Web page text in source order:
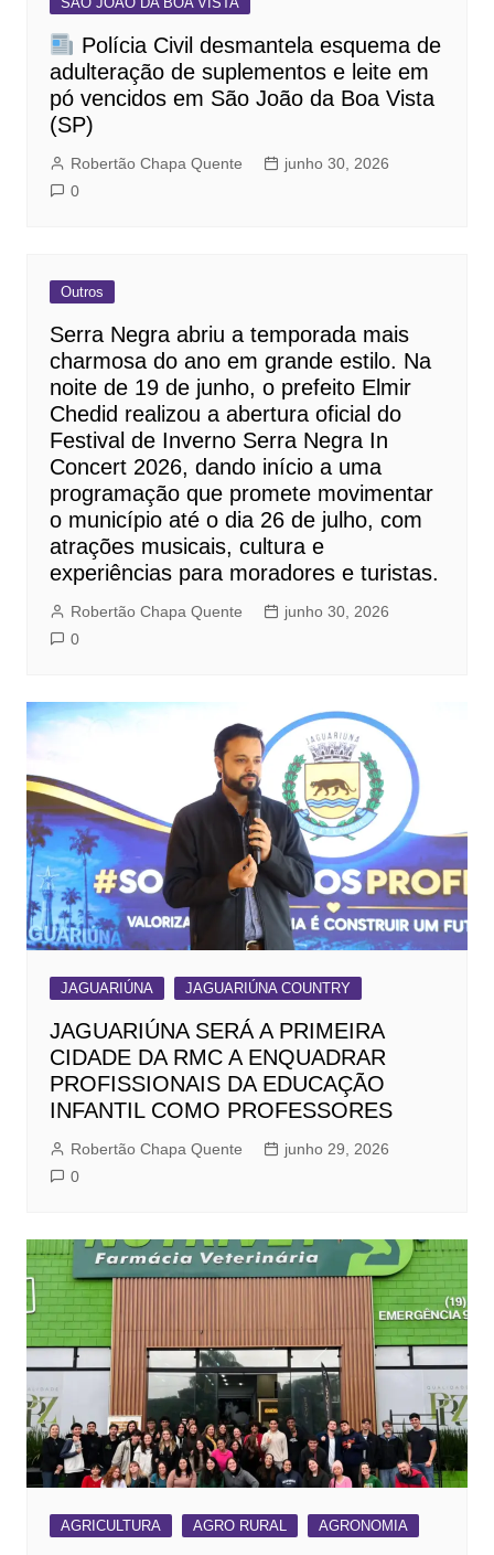
Polícia Civil desmantela esquema de
adulteração de suplementos e leite em
pó vencidos em São João da Boa Vista
(SP)
Robertão Chapa Quente
junho 30, 2026
0
Outros
Serra Negra abriu a temporada mais
charmosa do ano em grande estilo. Na
noite de 19 de junho, o prefeito Elmir
Chedid realizou a abertura oficial do
Festival de Inverno Serra Negra In
Concert 2026, dando início a uma
programação que promete movimentar
o município até o dia 26 de julho, com
atrações musicais, cultura e
experiências para moradores e turistas.
Robertão Chapa Quente
junho 30, 2026
0
JAGUARIÚNA JAGUARIÚNA COUNTRY
JAGUARIÚNA SERÁ A PRIMEIRA
CIDADE DA RMC A ENQUADRAR
PROFISSIONAIS DA EDUCAÇÃO
INFANTIL COMO PROFESSORES
Robertão Chapa Quente
junho 29, 2026
0
AGRICULTURA AGRO RURAL AGRONOMIA